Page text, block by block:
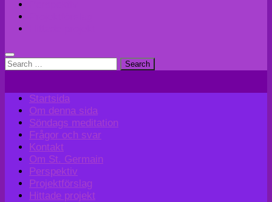
Search
Startsida
Om denna sida
Söndags meditation
Frågor och svar
Kontakt
Om St. Germain
Perspektiv
Projektförslag
Hittade projekt